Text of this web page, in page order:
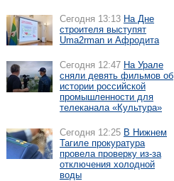
Сегодня 13:13 На Дне
строителя выступят
Uma2rman и Афродита
Сегодня 12:47 На Урале
сняли девять фильмов об
истории российской
промышленности для
телеканала «Культура»
Сегодня 12:25 В Нижнем
Тагиле прокуратура
провела проверку из-за
отключения холодной
воды